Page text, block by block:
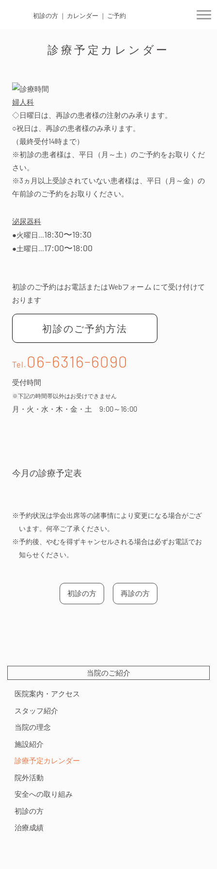
初診の方 カレンダー ご予約
診療予定カレンダー
婦人科
◇日曜日は、再診の患者様の注射のみ承ります。
○祝日は、再診の患者様のみ承ります。
（最終受付14時まで）
※初診の患者様は、平日（月～土）のご予約をお取りくだ
さい。
※3ヵ月以上受診されていない患者様は、平日（月～金）の
午前診のご予約をお取りください。
泌尿器科
●火曜日... 18:30〜19:30
●土曜日... 17:00〜18:00
初診のご予約はお電話またはWebフォーム にて受け付けて
おります
初診のご予約方法
Tel. 06-6316-6090
受付時間
※下記の時間帯以外はお受けできません
月・火・水・木・金・土 9:00～16:00
今月の診療予定表
予約状況は学会出席等の諸事情により変更になる場合がござ
います。何卒ご了承ください。
予約後、やむを得ずキャンセルされる場合は必ずお電話でお
知らせください。
初診の方 再診の方
当院のご紹介
医院案内・アクセス
スタッフ紹介
当院の理念
施設紹介
診療予定カレンダー
院外活動
安全への取り組み
初診の方
治療成績